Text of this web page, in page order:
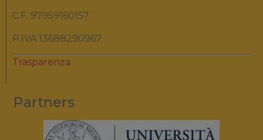
C.F. 97959160157
P.IVA 13688290967
Trasparenza
Partners